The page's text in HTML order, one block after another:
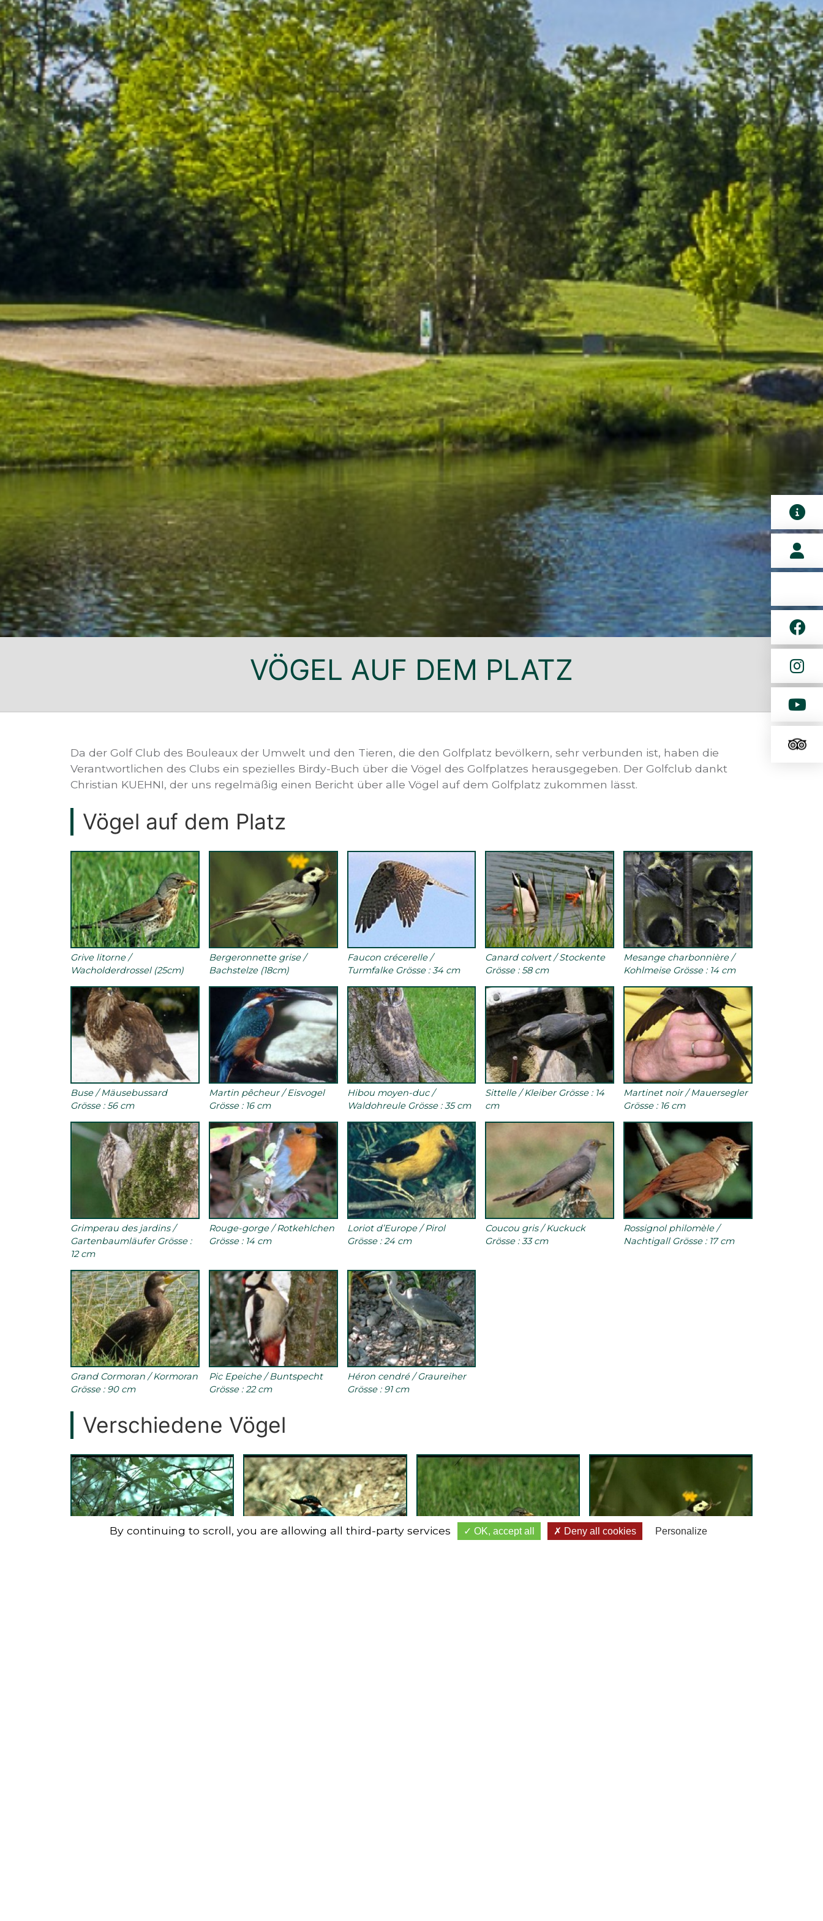
VÖGEL AUF DEM PLATZ
Da der Golf Club des Bouleaux der Umwelt und den Tieren, die den Golfplatz bevölkern, sehr verbunden ist, haben die
Verantwortlichen des Clubs ein spezielles Birdy-Buch über die Vögel des Golfplatzes herausgegeben. Der Golfclub dankt
Christian KUEHNI, der uns regelmäßig einen Bericht über alle Vögel auf dem Golfplatz zukommen lässt.
Vögel auf dem Platz
Grive litorne /
Wacholderdrossel (25cm)
Bergeronnette grise /
Bachstelze (18cm)
Faucon crécerelle /
Turmfalke Grösse : 34 cm
Canard colvert / Stockente
Grösse : 58 cm
Mesange charbonnière /
Kohlmeise Grösse : 14 cm
Buse / Mäusebussard
Grösse : 56 cm
Martin pêcheur / Eisvogel
Grösse : 16 cm
Hibou moyen-duc /
Waldohreule Grösse : 35 cm
Sittelle / Kleiber Grösse : 14
cm
Martinet noir / Mauersegler
Grösse : 16 cm
Grimperau des jardins /
Gartenbaumläufer Grösse :
12 cm
Rouge-gorge / Rotkehlchen
Grösse : 14 cm
Loriot d’Europe / Pirol
Grösse : 24 cm
Coucou gris / Kuckuck
Grösse : 33 cm
Rossignol philomèle /
Nachtigall Grösse : 17 cm
Grand Cormoran / Kormoran
Grösse : 90 cm
Pic Epeiche / Buntspecht
Grösse : 22 cm
Héron cendré / Graureiher
Grösse : 91 cm
Verschiedene Vögel
By continuing to scroll, you are allowing all third-party services OK, accept all Deny all cookies Personalize